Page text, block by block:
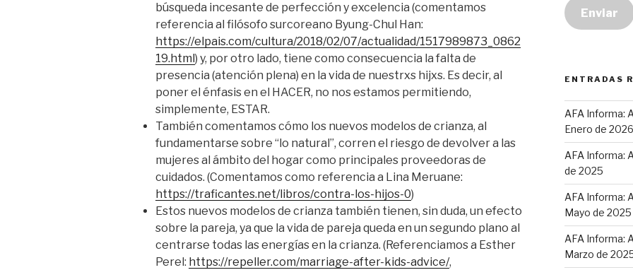
búsqueda incesante de perfección y excelencia (comentamos
referencia al filósofo surcoreano Byung-Chul Han:
https://elpais.com/cultura/2018/02/07/actualidad/1517989873_0862
19.html ) y, por otro lado, tiene como consecuencia la falta de
presencia (atención plena) en la vida de nuestrxs hijxs. Es decir, al
poner el énfasis en el HACER, no nos estamos permitiendo,
simplemente, ESTAR.
También comentamos cómo los nuevos modelos de crianza, al
fundamentarse sobre “lo natural”, corren el riesgo de devolver a las
mujeres al ámbito del hogar como principales proveedoras de
cuidados. (Comentamos como referencia a Lina Meruane:
https://traficantes.net/libros/contra-los-hijos-0)
Estos nuevos modelos de crianza también tienen, sin duda, un efecto
sobre la pareja, ya que la vida de pareja queda en un segundo plano al
centrarse todas las energías en la crianza. (Referenciamos a Esther
Perel: https://repeller.com/marriage-after-kids-advice/,
Enviar
ENTRADAS
AFA Informa:
Enero de 2026
AFA Informa:
de 2025
AFA Informa:
Mayo de 2025
AFA Informa:
Marzo de